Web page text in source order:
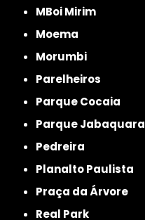
MBoi Mirim
Moema
Morumbi
Parelheiros
Parque Cocaia
Parque Jabaquara
Pedreira
Planalto Paulista
Praça da Árvore
Real Park